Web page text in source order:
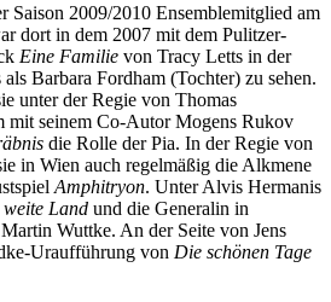
Saison 2009/2010 Ensemblemitglied am
dort in dem 2007 mit dem Pulitzer-
Eine Familie von Tracy Letts in der
Barbara Fordham (Tochter) zu sehen.
unter der Regie von Thomas
mit seinem Co-Autor Mogens Rukov
die Rolle der Pia. In der Regie von
in Wien auch regelmäßig die Alkmene
Amphitryon. Unter Alvis Hermanis
weite Land und die Generalin in
Wuttke. An der Seite von Jens
Uraufführung von Die schönen Tage